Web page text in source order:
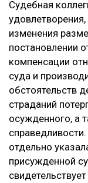
Судебная
изменения
постановлении
компенсации
суда и
обстоятельств
страданий
осужденного, а
отдельно
присужденной